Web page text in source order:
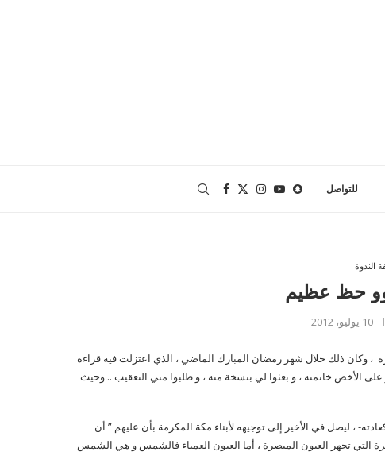
للتواصل
الندوة
حظ عظيم
10 يوليو، 2012
وكان ذلك خلال شهر رمضان المبارك الماضي ، الذي اعتزلت فيه قراءة
الأخص خاتمته ، و بعثوا لي بنسخة منه ، و طلبوا مني التعقيب .. وحيث
، ليصل في الأخير إلى توجيهه لأبناء مكة المكرمة بأن عليهم ” أن
التي تجهر العيون المبصرة ، أما العيون العمياء فالشمس و هي الشمس